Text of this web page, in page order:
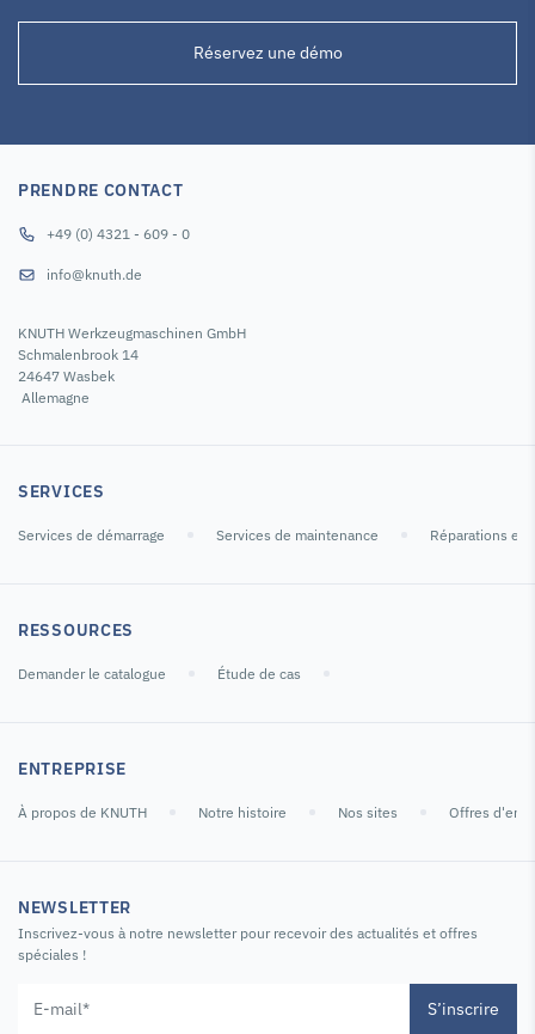
Réservez une démo
PRENDRE CONTACT
+49 (0) 4321 - 609 - 0
info@knuth.de
KNUTH Werkzeugmaschinen GmbH
Schmalenbrook 14
24647 Wasbek
Allemagne
SERVICES
Services de démarrage Services de maintenance Réparations et
RESSOURCES
Demander le catalogue Étude de cas
ENTREPRISE
À propos de KNUTH Notre histoire Nos sites Offres
NEWSLETTER
Inscrivez-vous à notre newsletter pour recevoir des actualités et offres
spéciales !
S’inscrire